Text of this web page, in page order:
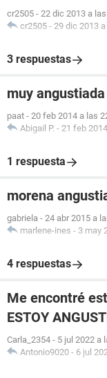
cr2505 - 22 dic 2013 a
cr2505 - 29 dic 2013
3 respuestas
muy angustiada
paat - 20 feb 2014 a las
Abigail P. - 21 feb
1 respuesta
morena
gabriela - 24 abr 2015 a
marlene-ines - 3 may
4 respuestas
Me encontré
ESTOY
Carla_2354 - 5 jul 2022 a
Antonio9020 - 6 jul